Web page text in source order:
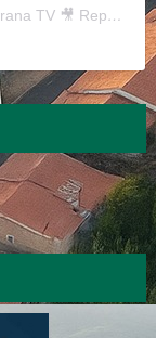
Uma publicação partilhada por 📰 Folha Serrana TV 🎥 Reportagens, notícias e curiosidades (@folhaserranatv)